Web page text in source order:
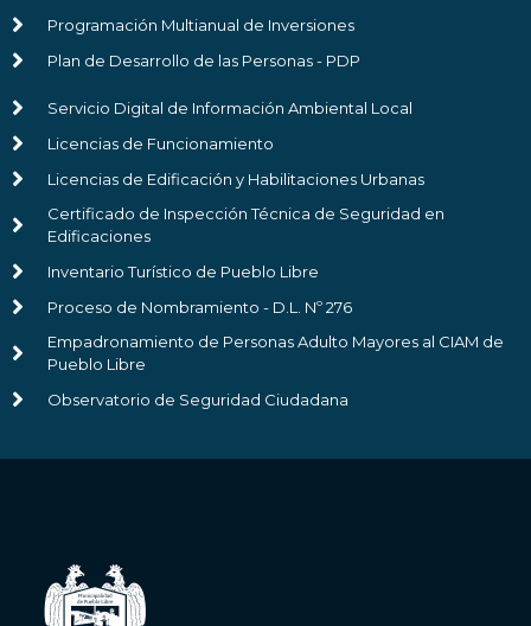
Programación Multianual de Inversiones
Plan de Desarrollo de las Personas - PDP
Servicio Digital de Información Ambiental Local
Licencias de Funcionamiento
Licencias de Edificación y Habilitaciones Urbanas
Certificado de Inspección Técnica de Seguridad en
Edificaciones
Inventario Turístico de Pueblo Libre
Proceso de Nombramiento - D.L. Nº 276
Empadronamiento de Personas Adulto Mayores al CIAM de
Pueblo Libre
Observatorio de Seguridad Ciudadana